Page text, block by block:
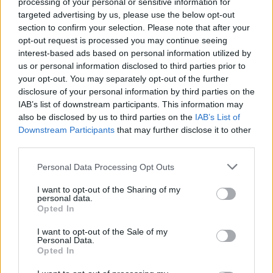
targeted advertising by us, please use the below opt-out
section to confirm your selection. Please note that after your
opt-out request is processed you may continue seeing
interest-based ads based on personal information utilized by
us or personal information disclosed to third parties prior to
your opt-out. You may separately opt-out of the further
disclosure of your personal information by third parties on the
IAB’s list of downstream participants. This information may
also be disclosed by us to third parties on the IAB’s List of
Downstream Participants that may further disclose it to other
Personal Data Processing Opt Outs
I want to opt-out of the Sharing of my
personal data.
Opted In
I want to opt-out of the Sale of my
Personal Data.
Opted In
Eller logga in på ditt konto nedan:
Username or E-mail
Password
Forgot Password